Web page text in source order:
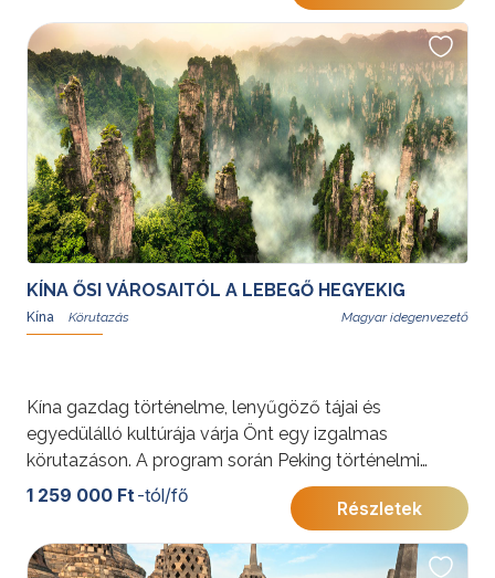
pihenés között.További érdekességekért Thaiföldről
kattintson ide.
KÍNA ŐSI VÁROSAITÓL A LEBEGŐ HEGYEKIG
Kína Magyar idegenvezető
Kína gazdag történelme, lenyűgöző tájai és
egyedülálló kultúrája várja Önt egy izgalmas
körutazáson. A program során Peking történelmi
csodái, a Kínai Nagy Fal, Xi’an terrakotta hadserege,
Zhangjiajie természeti szépségei és Sanghaj modern
látványosságai teszik felejthetetlenné az élményt.
Merüljön el a helyi kultúrában és gasztronómiában a
1 259 000 Ft -tól/fő
Részletek